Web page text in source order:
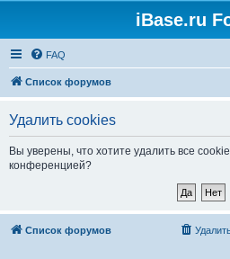
iBase.ru
FAQ
Список форумов
Удалить cookies
Вы уверены, что хотите удалить все
конференцией?
Список форумов